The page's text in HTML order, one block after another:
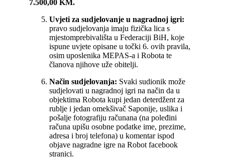
7.500,00 KM.
Uvjeti za sudjelovanje u nagradnoj igri:
pravo sudjelovanja imaju fizička lica s
mjestomprebivališta u Federaciji BiH, koje
ispune uvjete opisane u točki 6. ovih pravila,
osim uposlenika MEPAS-a i Robota te
članova njihove uže obitelji.
Način sudjelovanja: Svaki sudionik može
sudjelovati u nagradnoj igri na način da u
objektima Robota kupi jedan deterdžent za
rublje i jedan omekšivač Saponije, uslika i
pošalje fotografiju računana (na poleđini
računa upišu osobne podatke ime, prezime,
adresa i broj telefona) u komentar ispod
objave nagradne igre na Robot facebook
stranici.